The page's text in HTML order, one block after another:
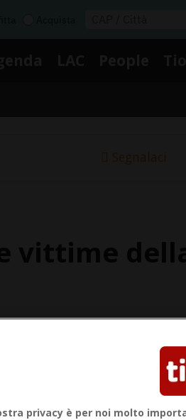
Segnalaci
loro cugino di 44
privacy è per noi molto